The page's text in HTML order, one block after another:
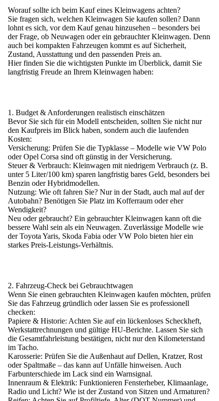
Worauf sollte ich beim Kauf eines Kleinwagens achten?
Sie fragen sich, welchen Kleinwagen Sie kaufen sollen? Dann
lohnt es sich, vor dem Kauf genau hinzusehen – besonders bei
der Frage, ob Neuwagen oder ein gebrauchter Kleinwagen. Denn
auch bei kompakten Fahrzeugen kommt es auf Sicherheit,
Zustand, Ausstattung und den passenden Preis an.
Hier finden Sie die wichtigsten Punkte im Überblick, damit Sie
langfristig Freude an Ihrem Kleinwagen haben:
1. Budget & Anforderungen realistisch einschätzen
Bevor Sie sich für ein Modell entscheiden, sollten Sie nicht nur
den Kaufpreis im Blick haben, sondern auch die laufenden
Kosten:
Versicherung: Prüfen Sie die Typklasse – Modelle wie VW Polo
oder Opel Corsa sind oft günstig in der Versicherung.
Steuer & Verbrauch: Kleinwagen mit niedrigem Verbrauch (z. B.
unter 5 Liter/100 km) sparen langfristig bares Geld, besonders bei
Benzin oder Hybridmodellen.
Nutzung: Wie oft fahren Sie? Nur in der Stadt, auch mal auf der
Autobahn? Benötigen Sie Platz im Kofferraum oder eher
Wendigkeit?
Neu oder gebraucht? Ein gebrauchter Kleinwagen kann oft die
bessere Wahl sein als ein Neuwagen. Zuverlässige Modelle wie
der Toyota Yaris, Skoda Fabia oder VW Polo bieten hier ein
starkes Preis-Leistungs-Verhältnis.
2. Fahrzeug-Check bei Gebrauchtwagen
Wenn Sie einen gebrauchten Kleinwagen kaufen möchten, prüfen
Sie das Fahrzeug gründlich oder lassen Sie es professionell
checken:
Papiere & Historie: Achten Sie auf ein lückenloses Scheckheft,
Werkstattrechnungen und gültige HU-Berichte. Lassen Sie sich
die Gesamtfahrleistung bestätigen, nicht nur den Kilometerstand
im Tacho.
Karosserie: Prüfen Sie die Außenhaut auf Dellen, Kratzer, Rost
oder Spaltmaße – das kann auf Unfälle hinweisen. Auch
Farbunterschiede im Lack sind ein Warnsignal.
Innenraum & Elektrik: Funktionieren Fensterheber, Klimaanlage,
Radio und Licht? Wie ist der Zustand von Sitzen und Armaturen?